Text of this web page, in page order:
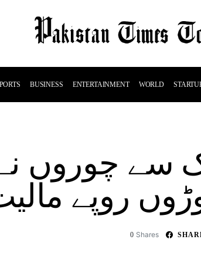
BUSINESS ENTERTAINMENT WORLD
سے چوروں
روپے
0 Shares